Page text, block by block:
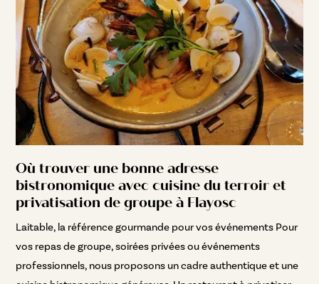
Où trouver une bonne adresse
bistronomique avec cuisine du terroir et
privatisation de groupe à Flayosc
Laitable, la référence gourmande pour vos événements Pour
vos repas de groupe, soirées privées ou événements
professionnels, nous proposons un cadre authentique et une